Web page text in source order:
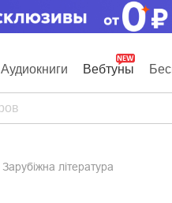
Аудиокниги Вебтуны
Зарубіжна література